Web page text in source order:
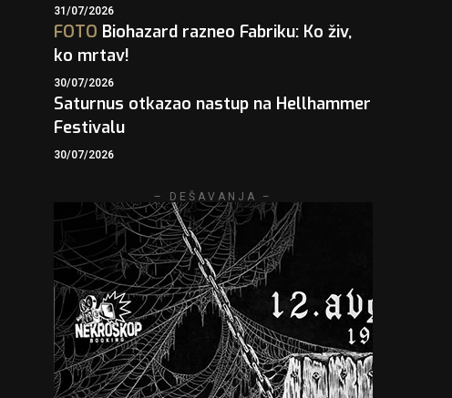
31/07/2026
FOTO Biohazard razneo Fabriku: Ko živ,
ko mrtav!
30/07/2026
Saturnus otkazao nastup na Hellhammer
Festivalu
30/07/2026
– DEŠAVANJA –